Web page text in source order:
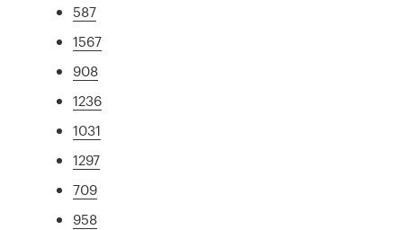
587
1567
908
1236
1031
1297
709
958